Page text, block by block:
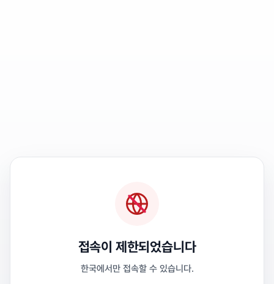
접속이 제한되었습니다
한국에서만 접속할 수 있습니다.